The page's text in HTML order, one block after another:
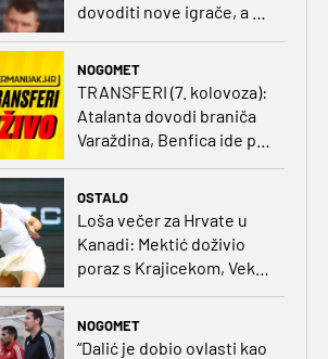
dovoditi nove igrače, a o
NOGOMET
TRANSFERI (7. kolovoza):
Atalanta dovodi braniča
Varaždina, Benfica ide po
Šutala
OSTALO
Loša večer za Hrvate u
Kanadi: Mektić doživio
poraz s Krajicekom, Vekić
NOGOMET
“Dalić je dobio ovlasti kao